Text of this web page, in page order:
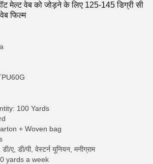
मेल्ट वेब को जोड़ने के लिए 125-145 डिग्री सी
फिल्म
100 Yards
+ Woven bag
ए, डी/पी, वेस्टर्न यूनियन, मनीग्राम
yards a week